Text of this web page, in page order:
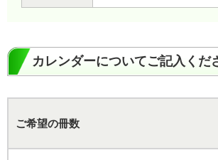
カレンダーについてご記入くだ
ご希望の冊数